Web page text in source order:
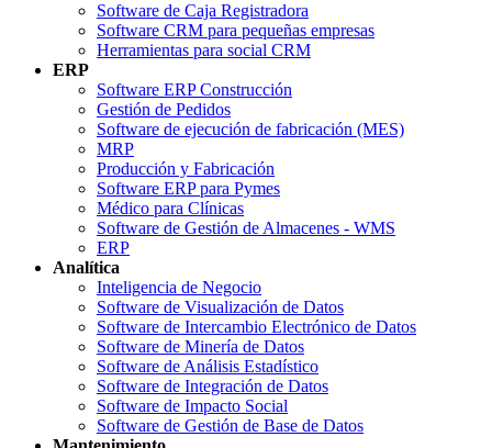
Software de Caja Registradora
Software CRM para pequeñas empresas
Herramientas para social CRM
ERP
Software ERP Construcción
Gestión de Pedidos
Software de ejecución de fabricación (MES)
MRP
Producción y Fabricación
Software ERP para Pymes
Médico para Clínicas
Software de Gestión de Almacenes - WMS
ERP
Analítica
Inteligencia de Negocio
Software de Visualización de Datos
Software de Intercambio Electrónico de Datos
Software de Minería de Datos
Software de Análisis Estadístico
Software de Integración de Datos
Software de Impacto Social
Software de Gestión de Base de Datos